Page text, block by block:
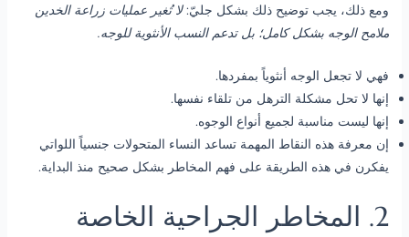
ومع ذلك، يجب توضيح ذلك بشكل جليّ:لا تُغير عمليات زراعة الخدين
ملامح الوجه بشكل كامل؛ بل تدعم النسب الأنثوية للوجه.
فهي لا تجعل الوجه أنثوياً بمفردها.
إنها لا تحل مشكلة الترهل من تلقاء نفسها.
إنها ليست مناسبة لجميع أنواع الوجوه.
إن معرفة هذه النقاط المهمة تساعد النساء المتحولات جنسياً اللواتي
يفكرن في هذه الطريقة على فهم المخاطر بشكل صحيح منذ البداية.
2. المخاطر الجراحية الخاصة